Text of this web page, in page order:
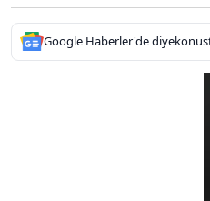
Google Haberler'de